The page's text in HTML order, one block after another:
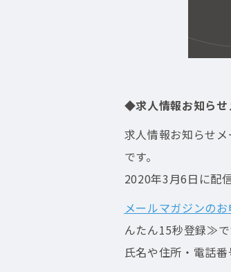
◆求人情報お知らせ
求人情報お知らせ
です。
2020年3月6日に配
メールマガジンの
んたん15秒登録≫で
氏名や住所・電話